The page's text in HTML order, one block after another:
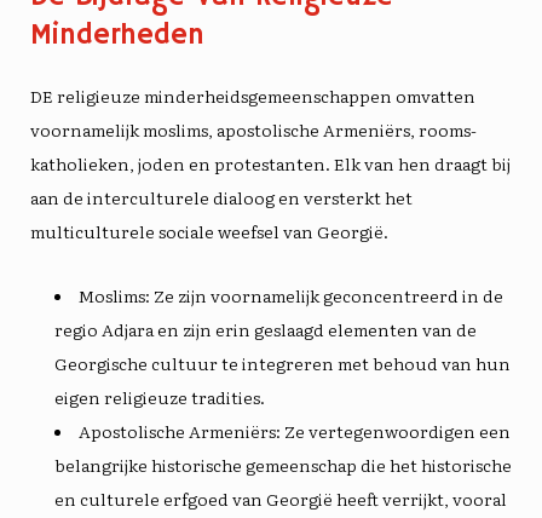
Minderheden
DE religieuze minderheidsgemeenschappen omvatten
voornamelijk moslims, apostolische Armeniërs, rooms-
katholieken, joden en protestanten. Elk van hen draagt ​​bij
aan de interculturele dialoog en versterkt het
multiculturele sociale weefsel van Georgië.
Moslims: Ze zijn voornamelijk geconcentreerd in de
regio Adjara en zijn erin geslaagd elementen van de
Georgische cultuur te integreren met behoud van hun
eigen religieuze tradities.
Apostolische Armeniërs: Ze vertegenwoordigen een
belangrijke historische gemeenschap die het historische
en culturele erfgoed van Georgië heeft verrijkt, vooral